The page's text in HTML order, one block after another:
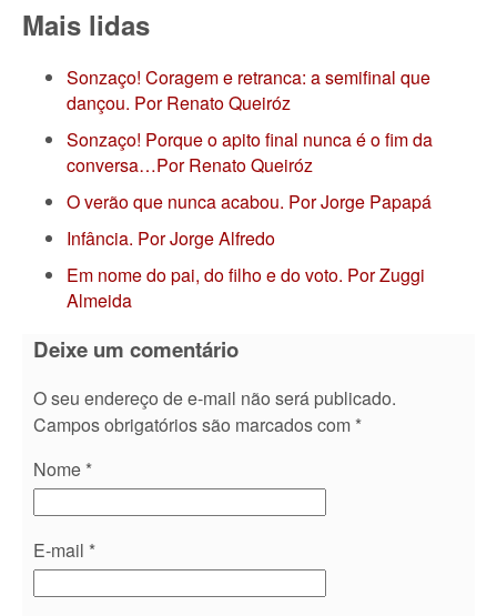
Mais lidas
Sonzaço! Coragem e retranca: a semifinal que
dançou. Por Renato Queiróz
Sonzaço! Porque o apito final nunca é o fim da
conversa…Por Renato Queiróz
O verão que nunca acabou. Por Jorge Papapá
Infância. Por Jorge Alfredo
Em nome do pai, do filho e do voto. Por Zuggi
Almeida
Deixe um comentário
O seu endereço de e-mail não será publicado.
Campos obrigatórios são marcados com *
Nome *
E-mail *